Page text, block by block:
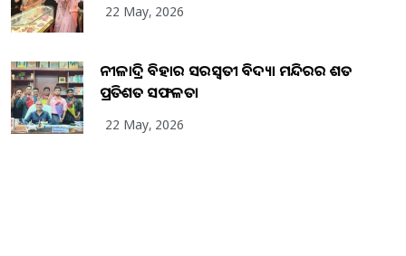
22 May, 2026
ନୀଳାଦ୍ରି ବିହାର ସରସ୍ୱତୀ ବିଦ୍ୟା ମନ୍ଦିରର ଶତ
ପ୍ରତିଶତ ସଫଳତା
22 May, 2026